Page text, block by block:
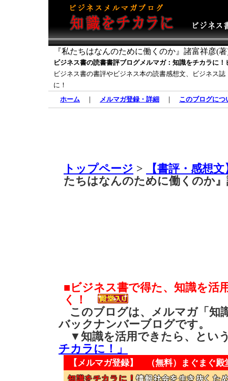
『私たちはなんのために働くのか』諸富祥彦(
ビジネス書の読書書評ブログメルマガ：知識をチカラに
ビジネス書の書評やビジネス本の読書感想文、ビジネス
に！
ホーム ｜ メルマガ登録・詳細 ｜ このブログにつ
トップページ >
【書評・感想
たちはなんのために働くのか
■ビジネス書で得た、知識を活
く！
このブログは、メルマガ「知
バックナンバーブログです。
▼知識を活用できたら、と
チカラに！」
【メルマガ登録】 （無料） まぐまぐ殿